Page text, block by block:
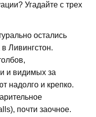
Угадайте с трех
остались
Ливингстон.
и видимых за
надолго и крепко.
почти заочное.